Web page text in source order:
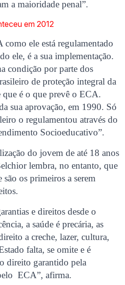
a maioridade penal”.
em 2012
ele está regulamentado
ele, é a sua implementação.
condição por parte dos
de proteção integral da
que é o que prevê o ECA.
sua aprovação, em 1990. Só
o regulamentou através do
Socioeducativo”.
do jovem de até 18 anos
lembra, no entanto, que
são os primeiros a serem
e direitos desde o
a saúde é precária, as
a creche, lazer, cultura,
falta, se omite e é
direito garantido pela
ECA”, afirma.